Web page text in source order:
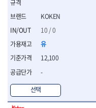
- 방폭함마스패너
- 절연일자드라이버
- 절연드라이버세트
- 스트리퍼
- 라쳇케이블커터
- 케이블스트리퍼
- 압착기
KOKEN
10 / 0
유
12,100
-
선택